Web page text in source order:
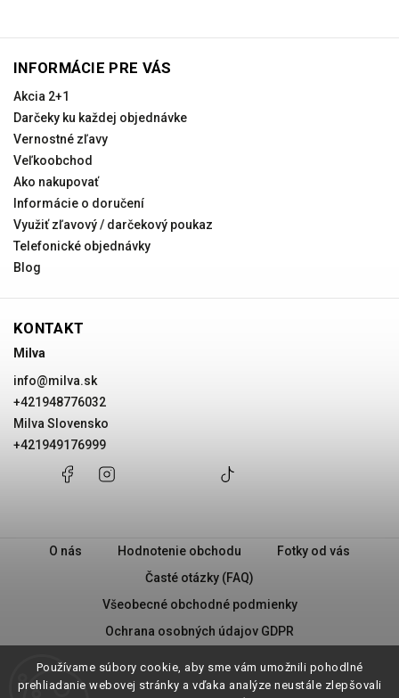
Používame súbory cookie, aby sme vám umožnili pohodlné
prehliadanie webovej stránky a vďaka analýze neustále zlepšovali
INFORMÁCIE PRE VÁS
Akcia 2+1
Darčeky ku každej objednávke
Vernostné zľavy
Veľkoobchod
Ako nakupovať
Informácie o doručení
Využiť zľavový / darčekový poukaz
Telefonické objednávky
Blog
KONTAKT
Milva
info@milva.sk
+421948776032
Milva Slovensko
+421949176999
+421948776032
Facebook
Slovensko
+421949176999
O nás Hodnotenie obchodu
Fotky od vás
Časté otázky (FAQ)
Všeobecné obchodné podmienky
Ochrana osobných údajov GDPR
Vrátenie tovaru